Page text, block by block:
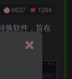
6637 1294
换软件，旨在